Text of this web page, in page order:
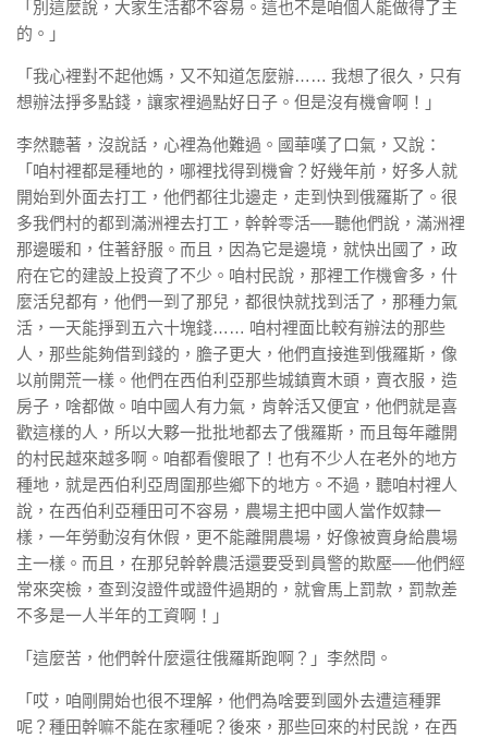
「別這麼說，大家生活都不容易。這也不是咱個人能做得了主
的。」
「我心裡對不起他媽，又不知道怎麼辦…… 我想了很久，只有
想辦法掙多點錢，讓家裡過點好日子。但是沒有機會啊！」
李然聽著，沒說話，心裡為他難過。國華嘆了口氣，又說：
「咱村裡都是種地的，哪裡找得到機會？好幾年前，好多人就
開始到外面去打工，他們都往北邊走，走到快到俄羅斯了。很
多我們村的都到滿洲裡去打工，幹幹零活──聽他們說，滿洲裡
那邊暖和，住著舒服。而且，因為它是邊境，就快出國了，政
府在它的建設上投資了不少。咱村民說，那裡工作機會多，什
麼活兒都有，他們一到了那兒，都很快就找到活了，那種力氣
活，一天能掙到五六十塊錢…… 咱村裡面比較有辦法的那些
人，那些能夠借到錢的，膽子更大，他們直接進到俄羅斯，像
以前開荒一樣。他們在西伯利亞那些城鎮賣木頭，賣衣服，造
房子，啥都做。咱中國人有力氣，肯幹活又便宜，他們就是喜
歡這樣的人，所以大夥一批批地都去了俄羅斯，而且每年離開
的村民越來越多啊。咱都看傻眼了！也有不少人在老外的地方
種地，就是西伯利亞周圍那些鄉下的地方。不過，聽咱村裡人
說，在西伯利亞種田可不容易，農場主把中國人當作奴隸一
樣，一年勞動沒有休假，更不能離開農場，好像被賣身給農場
主一樣。而且，在那兒幹幹農活還要受到員警的欺壓──他們經
常來突檢，查到沒證件或證件過期的，就會馬上罰款，罰款差
不多是一人半年的工資啊！」
「這麼苦，他們幹什麼還往俄羅斯跑啊？」李然問。
「哎，咱剛開始也很不理解，他們為啥要到國外去遭這種罪
呢？種田幹嘛不能在家種呢？後來，那些回來的村民說，在西